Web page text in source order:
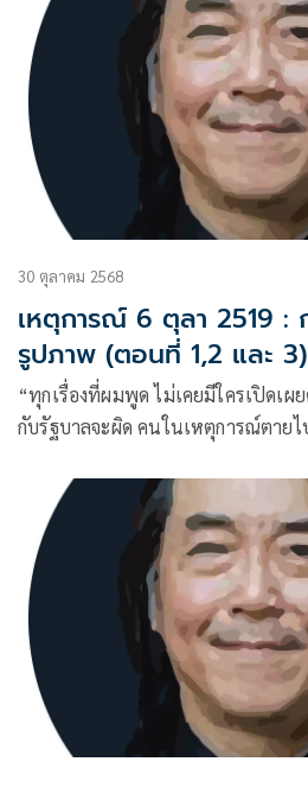
30 ตุลาคม 2568
เหตุการณ์ 6 ตุลา 2519 :
รูปภาพ (ตอนที่ 1,2 และ 3)
“ทุกเรื่องที่ผมพูด ไม่เคยมีใครเปิดเผ
กับรัฐบาลจะผิด คนในเหตุการณ์ตาย
ตรวจนครบาล ในเหตุการณ์ 6 ตุลา